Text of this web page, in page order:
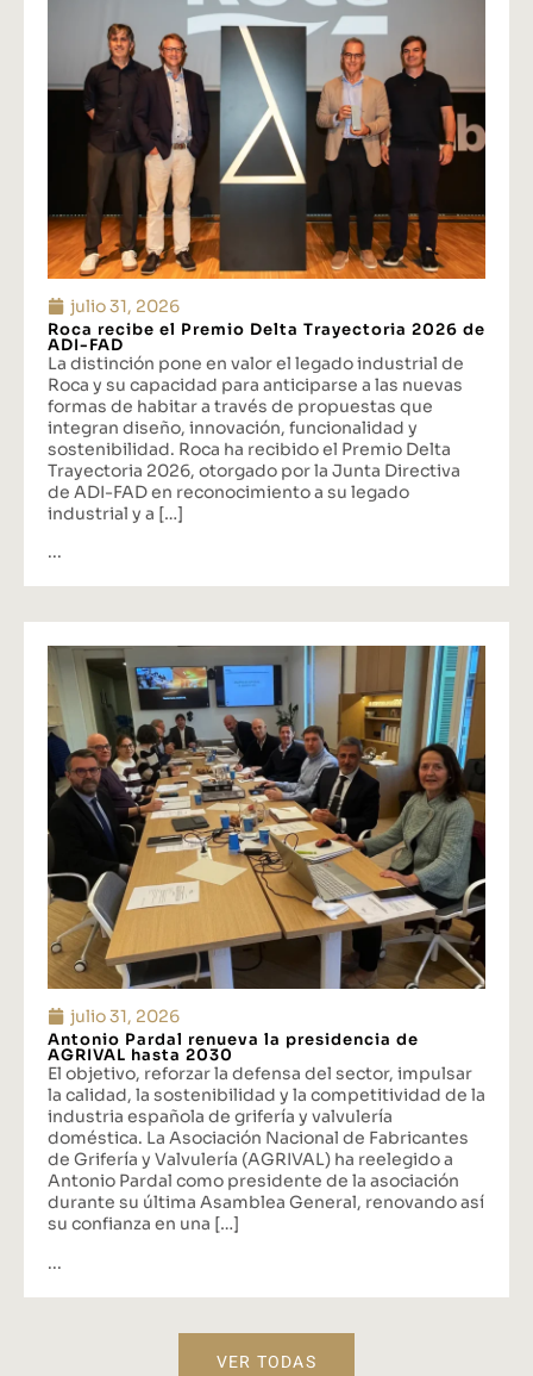
julio 31, 2026
Roca recibe el Premio Delta Trayectoria 2026 de
ADI-FAD
La distinción pone en valor el legado industrial de
Roca y su capacidad para anticiparse a las nuevas
formas de habitar a través de propuestas que
integran diseño, innovación, funcionalidad y
sostenibilidad. Roca ha recibido el Premio Delta
Trayectoria 2026, otorgado por la Junta Directiva
de ADI-FAD en reconocimiento a su legado
industrial y a […]
...
julio 31, 2026
Antonio Pardal renueva la presidencia de
AGRIVAL hasta 2030
El objetivo, reforzar la defensa del sector, impulsar
la calidad, la sostenibilidad y la competitividad de la
industria española de grifería y valvulería
doméstica. La Asociación Nacional de Fabricantes
de Grifería y Valvulería (AGRIVAL) ha reelegido a
Antonio Pardal como presidente de la asociación
durante su última Asamblea General, renovando así
su confianza en una […]
...
VER TODAS